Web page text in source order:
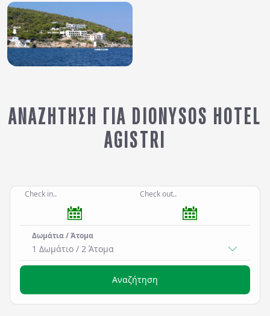
ΑΝΑΖΉΤΗΣΗ ΓΙΑ DIONYSOS HOTEL
AGISTRI
Check in.. Check out..
Δωμάτια / Άτομα
1 Δωμάτιο / 2 Άτομα
Αναζήτηση